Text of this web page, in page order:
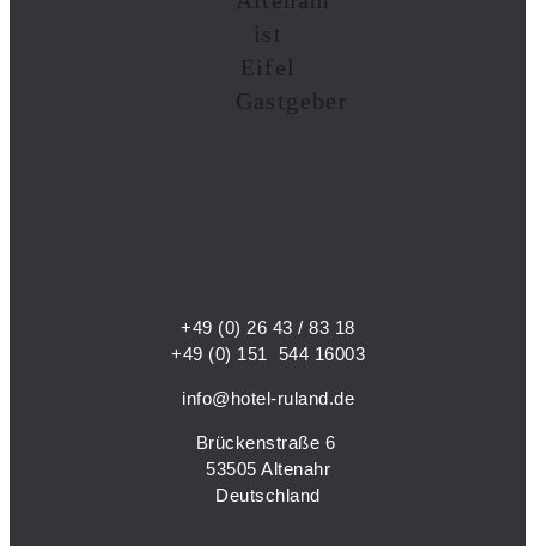
+49 (0) 26 43 / 83 18
+49 (0) 151 544 16003
info@hotel-ruland.de
Brückenstraße 6
53505 Altenahr
Deutschland